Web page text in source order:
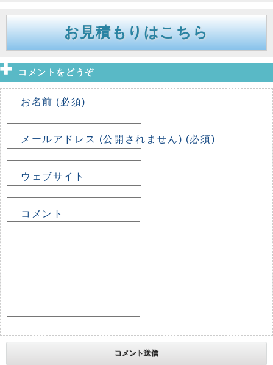
お見積もりはこちら
コメントをどうぞ
お名前 (必須)
メールアドレス (公開されません) (必須)
ウェブサイト
コメント